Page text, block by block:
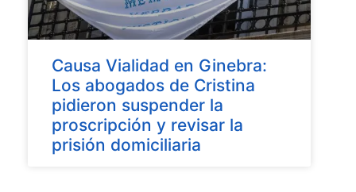
Causa Vialidad en Ginebra:
Los abogados de Cristina
pidieron suspender la
proscripción y revisar la
prisión domiciliaria